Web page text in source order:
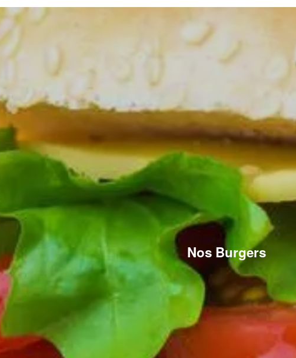
Nos Burgers